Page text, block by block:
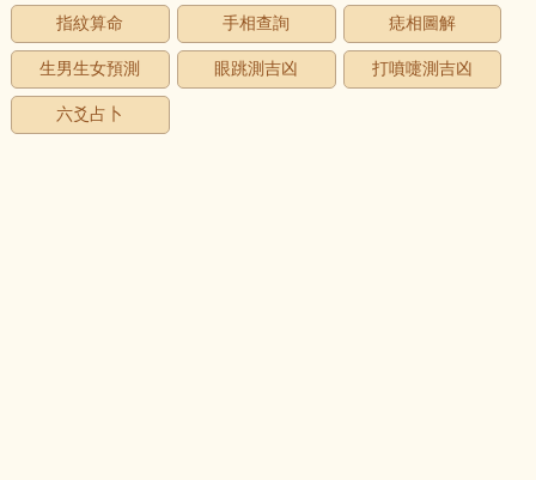
指紋算命
手相查詢 痣相圖解
生男生女預測 眼跳測吉凶 打噴嚏測吉凶
六爻占卜